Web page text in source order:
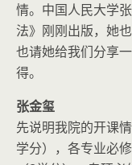
情。中国人民大学
法》刚刚出版，她
也请她给我们分享
得。
张金玺
先说明我院的开课
学分），各专业必